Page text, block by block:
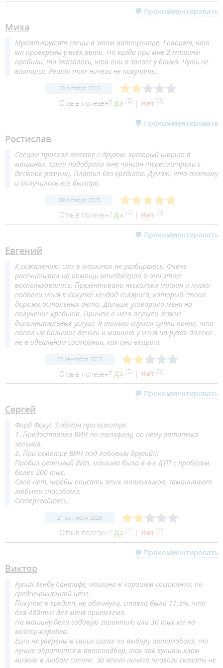
💬 Прокомментировать
Миха
Мутят-крутят спецы в этом автоцентре. Говорят, что
vin проверены у всех авто. Но когда при мне 2 машины
пробили, то оказалось, что они в залоге у банка. Чуть не
вляпался. Решил там ничего не покупать.
20 октября 2023
Отзыв полезен? Да (0) | Нет (0)
💬 Прокомментировать
Ростислав
Спецом приехал вместе с другом, который шарит в
машинах. Сами подобрали мне чанган (пересмотрели с
десяток разных). Платил без кредита. Думаю, что поэтому
и получилось все быстро.
09 октября 2023
Отзыв полезен? Да (4) | Нет (0)
💬 Прокомментировать
Евгений
К сожалению, сам в машинах не разбираюсь. Очень
рассчитывал на помощь менеджеров и они этим
воспользовались. Презентовали несколько машин и мягко
подвели меня к покупке хендай соляриса, который стоил
дороже остальных авто. Дальше уговорили меня на
получение кредита. Причем в него всунули всякие
дополнительные услуги. Я только спустя сутки понял, что
попал на большие деньги и машина у меня на руках далеко
не в идеальном состоянии, как они вещали.
22 сентября 2023
Отзыв полезен? Да (5) | Нет (0)
💬 Прокомментировать
Сергей
Форд Фокус 3-обман при осмотре.
1. Предоставили ВИН по телефону, по нему автотека
зеленая.
2. При осмотре ВИН под лобовым другой!!!
Пробил реальный ВИН, машина была в 4-х ДТП с пробегом
более 200 тыс.
Слов нет, чтобы описать этих мошенников, заманивают
любыми способами.
Остерегайтесь.
21 сентября 2023
Отзыв полезен? Да (1 ) | Нет (0)
💬 Прокомментировать
Виктор
Купил Хендэ Сантафе, машина в хорошем состоянии, по
средне-рыночной цене.
Покупал в кредит, не обманули, ставка была 11.5%, что
для 480тыс для меня приемлемо.
На машину дели годовую гарантию или 30 тыс км на
мотор-коробка.
Если не уверены в своих силах по выбору автомобиля, то
лучше обратится в автоподбор, так как купить хлам
можно в любом салоне. За этот ничего плохого сказать не